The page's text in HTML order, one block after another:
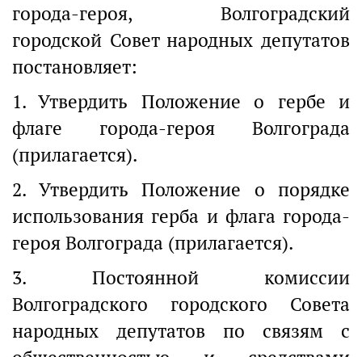
города-героя, Волгоградский
городской Совет народных депутатов
постановляет:
1. Утвердить Положение о гербе и
флаге города-героя Волгограда
(прилагается).
2. Утвердить Положение о порядке
использования герба и флага города-
героя Волгограда (прилагается).
3. Постоянной комиссии
Волгоградского городского Совета
народных депутатов по связям с